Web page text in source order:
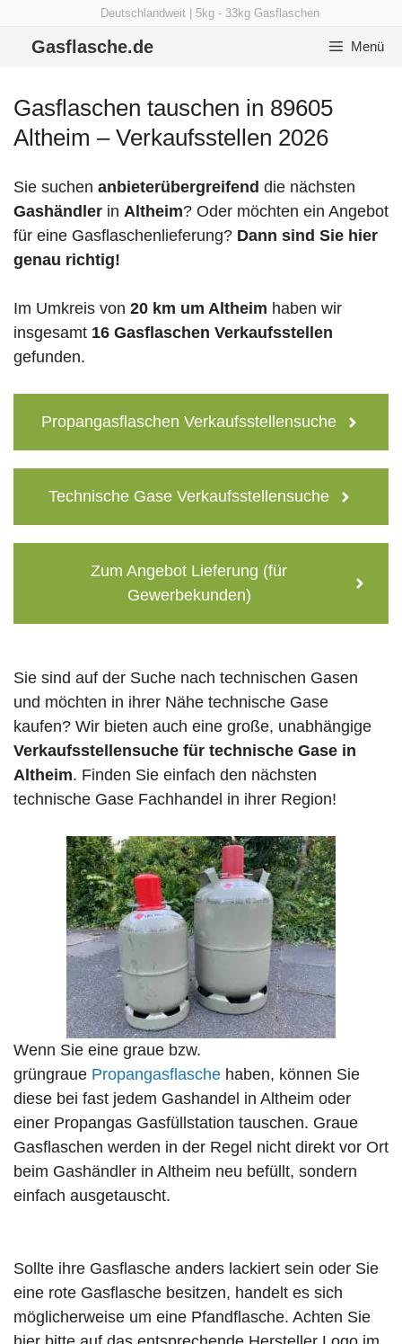
Deutschlandweit | 5kg - 33kg Gasflaschen
Gasflasche.de Menü
Gasflaschen tauschen in 89605
Altheim – Verkaufsstellen 2026
Sie suchen anbieterübergreifend die nächsten
Gashändler in Altheim? Oder möchten ein Angebot
für eine Gasflaschenlieferung? Dann sind Sie hier
genau richtig!
Im Umkreis von 20 km um Altheim haben wir
insgesamt 16 Gasflaschen Verkaufsstellen
gefunden.
Propangasflaschen Verkaufsstellensuche
Technische Gase Verkaufsstellensuche
Zum Angebot Lieferung (für
Gewerbekunden)
Sie sind auf der Suche nach technischen Gasen
und möchten in ihrer Nähe technische Gase
kaufen? Wir bieten auch eine große, unabhängige
Verkaufsstellensuche für technische Gase in
Altheim. Finden Sie einfach den nächsten
technische Gase Fachhandel in ihrer Region!
Wenn Sie eine graue bzw.
grüngraue Propangasflasche haben, können Sie
diese bei fast jedem Gashandel in Altheim oder
einer Propangas Gasfüllstation tauschen. Graue
Gasflaschen werden in der Regel nicht direkt vor Ort
beim Gashändler in Altheim neu befüllt, sondern
einfach ausgetauscht.
Sollte ihre Gasflasche anders lackiert sein oder Sie
eine rote Gasflasche besitzen, handelt es sich
möglicherweise um eine Pfandflasche. Achten Sie